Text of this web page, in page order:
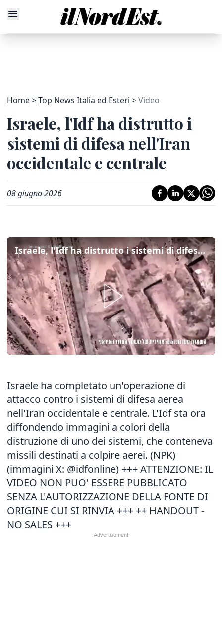
Home Top News Italia ed Esteri Video
Israele, l'Idf ha distrutto i
sistemi di difesa nell'Iran
occidentale e centrale
08 giugno 2026
Israele, l'Idf ha distrutto i sistemi di difesa nell'Iran occidentale e centrale
Israele ha completato un'operazione di
attacco contro i sistemi di difesa aerea
nell'Iran occidentale e centrale. L'Idf sta ora
diffondendo immagini a colori della
distruzione di uno dei sistemi, che conteneva
missili destinati a colpire aerei. (NPK)
(immagini X: @idfonline) +++ ATTENZIONE: IL
VIDEO NON PUO' ESSERE PUBBLICATO
SENZA L'AUTORIZZAZIONE DELLA FONTE DI
ORIGINE CUI SI RINVIA +++ ++ HANDOUT -
NO SALES +++